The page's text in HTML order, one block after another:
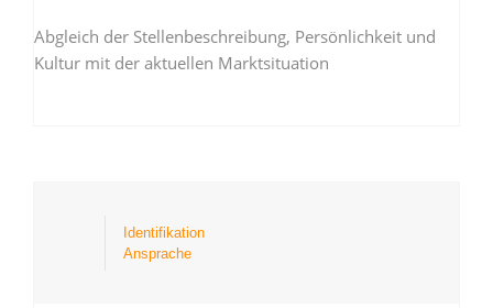
Abgleich der Stellenbeschreibung, Persönlichkeit und
Kultur mit der aktuellen Marktsituation
Identifikation
Ansprache